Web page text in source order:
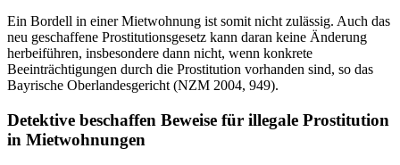
Ein Bordell in einer Mietwohnung ist somit nicht zulässig. Auch das
neu geschaffene Prostitutionsgesetz kann daran keine Änderung
herbeiführen, insbesondere dann nicht, wenn konkrete
Beeinträchtigungen durch die Prostitution vorhanden sind, so das
Bayrische Oberlandesgericht (NZM 2004, 949).
Detektive beschaffen Beweise für illegale Prostitution
in Mietwohnungen